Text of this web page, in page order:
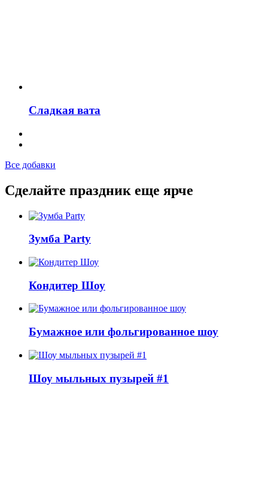
Сладкая вата
Все добавки
Сделайте праздник еще ярче
Зумба Party
Кондитер Шоу
Бумажное или фольгированное шоу
Шоу мыльных пузырей #1